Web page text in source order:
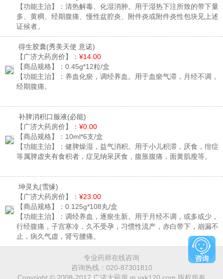
【功能主治】： 清热解毒、化湿消肿。用于湿热下注所致的带下量
多、黄稠、经期腹痛、慢性盆腔炎、附件炎或附件炎性包块见上述
证候者。
得生胶囊(秀美天使 意诺)
【广济大药房价】： ¥14.00
【商品规格】： 0.45g*12粒/盒
【功能主治】： 养血化瘀，调经养血。用于血瘀气滞，月经不调，
经期腹痛。
补脾消积口服液(必能)
【广济大药房价】： ¥0.00
【商品规格】： 10ml*6支/盒
【功能主治】： 健脾燥湿，益气消积。用于小儿积滞，厌食，疳症
等属脾虚夹有食积者，症见纳呆厌食，腹胀腹痛，面黄肌瘦等。
坤灵丸(雪缘)
【广济大药房价】： ¥23.00
【商品规格】： 0.125g*108丸/盒
【功能主治】： 调经养血，逐瘀生新。用于月经不调，或多或少，
行经腹痛，子宫寒冷，久不受孕，习惯性流产，赤白带下，崩漏不
止，病久气虚，肾亏腰痛。
专业药师在线咨询
咨询热线： 020-87301810